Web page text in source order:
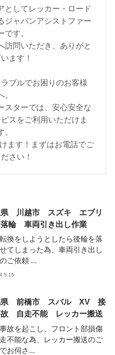
としてレッカー・ロード
ジャパンアシストファー
です。
訪問いただき、ありがと
ます！
ブルでお困りのお客様
。
スターでは、安心安全な
スをご利用いただけま
。
ます！まずはお電話でご
さい！
県 川越市 スズキ エブリ
輪 車両引き出し作業
換をしようとしたら後輪を落
てしまった為、車両引き出し
ご依頼 ...
県 前橋市 スバル XV 接
故 自走不能 レッカー搬送
故を起こし、フロント部損傷
不能な為、レッカー搬送のご
お伺さ...